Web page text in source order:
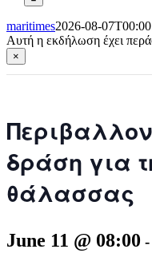
maritimes2026-08-
Αυτή η εκδήλωση έχει
×
δράση για
θάλασσας
June 11 @ 08:00 -